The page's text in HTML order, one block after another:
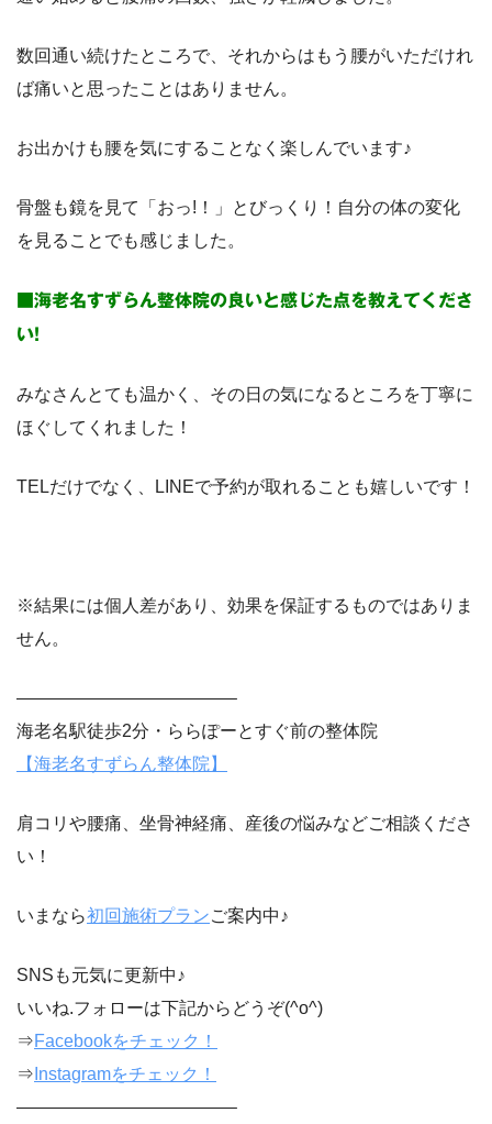
数回通い続けたところで、それからはもう腰がいただけれ
ば痛いと思ったことはありません。
お出かけも腰を気にすることなく楽しんでいます♪
骨盤も鏡を見て「おっ!！」とびっくり！自分の体の変化
を見ることでも感じました。
■海老名すずらん整体院の良いと感じた点を教えてくださ
い!
みなさんとても温かく、その日の気になるところを丁寧に
ほぐしてくれました！
TELだけでなく、LINEで予約が取れることも嬉しいです！
※結果には個人差があり、効果を保証するものではありま
せん。
————————————–
海老名駅徒歩2分・ららぽーとすぐ前の整体院
【海老名すずらん整体院】
肩コリや腰痛、坐骨神経痛、産後の悩みなどご相談くださ
い！
いまなら初回施術プランご案内中♪
SNSも元気に更新中♪
いいね.フォローは下記からどうぞ(^o^)
⇒Facebookをチェック！
⇒ Instagramをチェック！
————————————–